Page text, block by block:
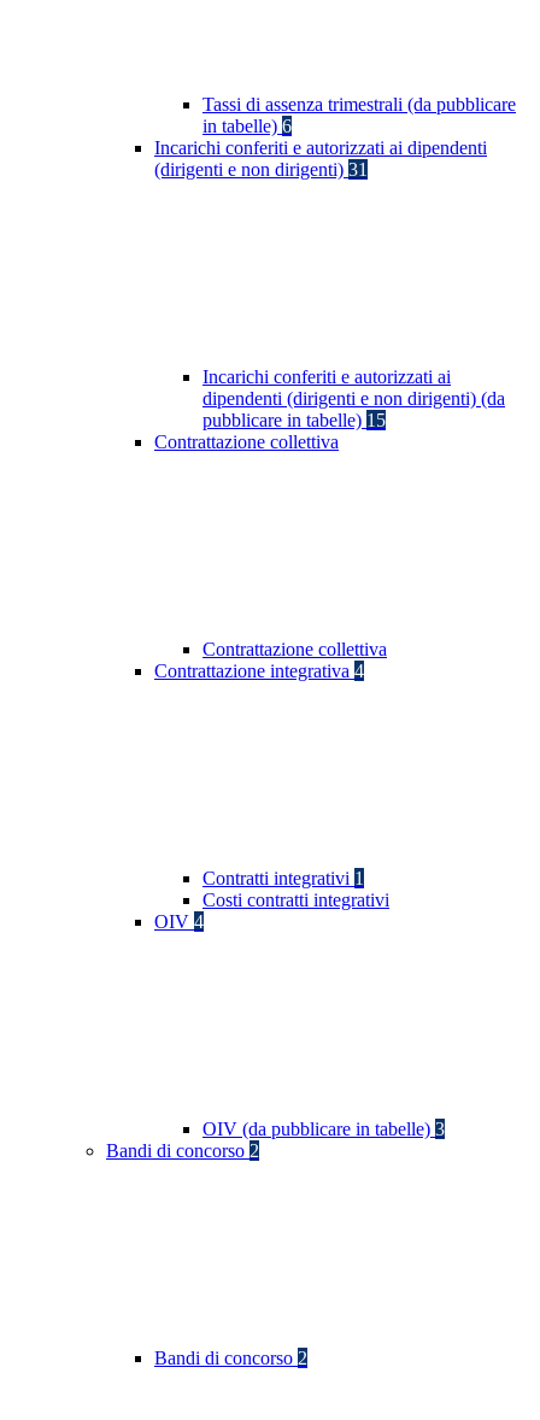
Tassi di assenza trimestrali (da pubblicare
in tabelle) 6
Incarichi conferiti e autorizzati ai dipendenti
(dirigenti e non dirigenti) 31
Incarichi conferiti e autorizzati ai
dipendenti (dirigenti e non dirigenti) (da
pubblicare in tabelle) 15
Contrattazione collettiva
Contrattazione collettiva
Contrattazione integrativa 4
Contratti integrativi 1
Costi contratti integrativi
OIV 4
OIV (da pubblicare in tabelle) 3
Bandi di concorso 2
Bandi di concorso 2